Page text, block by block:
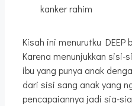
kanker rahim
Kisah ini menurutku DEEP
Karena menunjukkan sisi-
ibu yang punya anak
dari sisi sang anak yang
pencapaiannya jadi sia-